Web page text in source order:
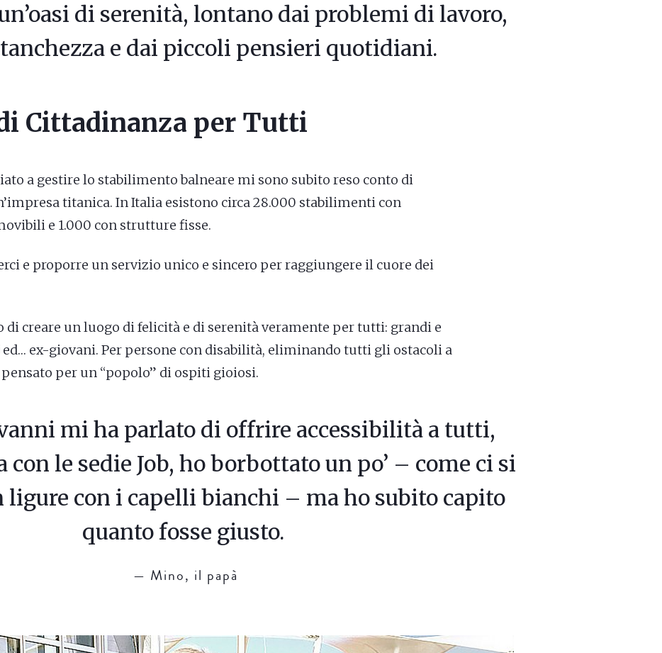
di serenità, lontano dai problemi di lavoro,
e dai piccoli pensieri quotidiani.
Cittadinanza per Tutti
a gestire lo stabilimento balneare mi sono subito reso conto di
titanica. In Italia esistono circa 28.000 stabilimenti con
e 1.000 con strutture fisse.
e proporre un servizio unico e sincero per raggiungere il cuore dei
creare un luogo di felicità e di serenità veramente per tutti: grandi e
ex-giovani. Per persone con disabilità, eliminando tutti gli ostacoli a
pensato per un “popolo” di ospiti gioiosi.
mi ha parlato di offrire accessibilità a tutti,
con le sedie Job, ho borbottato un po’ – come ci si
ligure con i capelli bianchi – ma ho subito capito
quanto fosse giusto.
Mino, il papà